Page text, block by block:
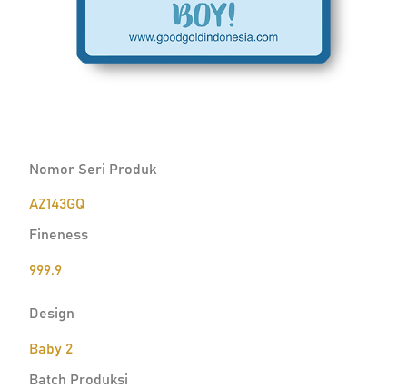
Nomor Seri Produk
AZ143GQ
Fineness
999.9
Design
Baby 2
Batch Produksi